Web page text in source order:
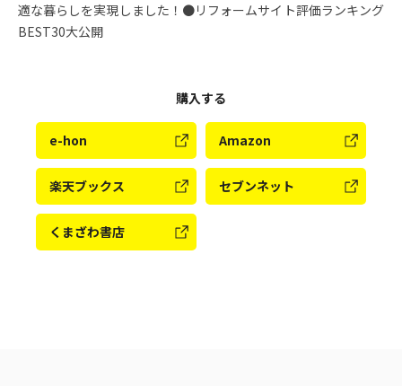
適な暮らしを実現しました！●リフォームサイト評価ランキング
BEST30大公開
購入する
e-hon Amazon
楽天ブックス セブンネット
くまざわ書店